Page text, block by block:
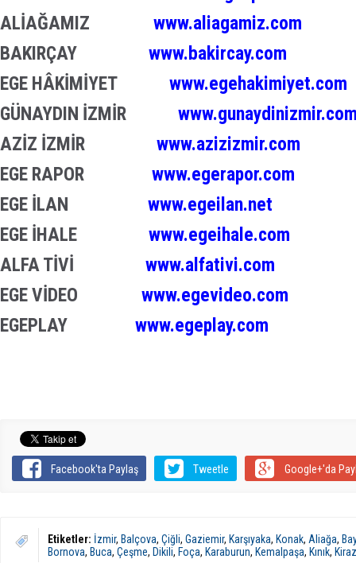
ALİAĞAMIZ www.aliagamiz.com
BAKIRÇAY www.bakircay.com
EGE HÂKİMİYET www.egehakimiyet.com
GÜNAYDIN İZMİR
AZİZ İZMİR www.azizizmir.com
EGE RAPOR www.egerapor.com
EGE İLAN www.egeilan.net
EGE İHALE www.egeihale.com
ALFA TİVİ www.alfativi.com
EGE VİDEO www.egevideo.com
EGEPLAY www.egeplay.com
Facebook'ta Paylaş Tweetle Google+'da
Etiketler: İzmir, Balçova, Çiğli, Gaziemir, Karşıyaka, Konak, Aliağa,
Bornova, Buca, Çeşme, Dikili, Foça, Karaburun, Kemalpaşa, Kınık, Kiraz